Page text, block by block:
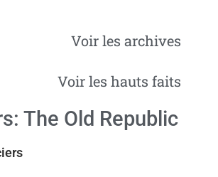
Voir les archives
Voir les hauts faits
The Old Republic